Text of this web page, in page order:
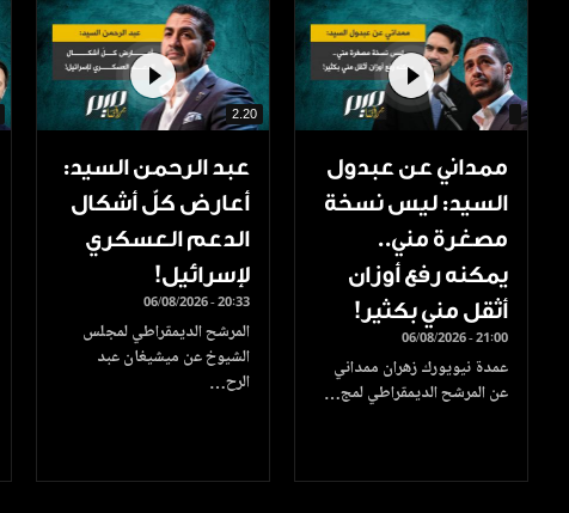
ممداني عن عبدول
السيد: ليس نسخة
مصغرة مني..
يمكنه رفع أوزان
أثقل مني بكثير!
06/08/2026 - 21:00
عمدة نيويورك زهران ممداني
عن المرشح الديمقراطي لمج…
2.20
عبد الرحمن السيد:
أعارض كلّ أشكال
الدعم العسكري
لإسرائيل!
06/08/2026 - 20:33
المرشح الديمقراطي لمجلس
الشيوخ عن ميشيغان عبد
الرح…